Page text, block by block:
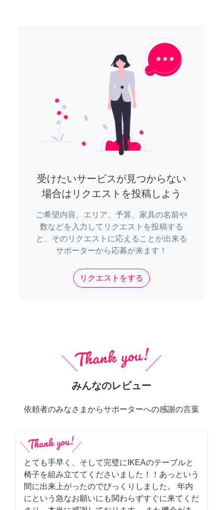
受けたいサービスが見つからない
場合はリクエストを投稿しよう
ご希望内容、エリア、予算、家具の名前や
数などを入力してリクエストを投稿する
と、そのリクエストに応えることが出来る
サポーターから応募が来ます！
リクエストをする
みんなのレビュー
依頼者のみなさまからサポーターへの感謝の言葉
とても手早く、そして完璧にIKEAのテーブルと
椅子を組み立ててくださいました！！あっという
間に出来上がったのでびっくりしました。 年内
にという急なお願いにも関わらずすぐに来てくだ